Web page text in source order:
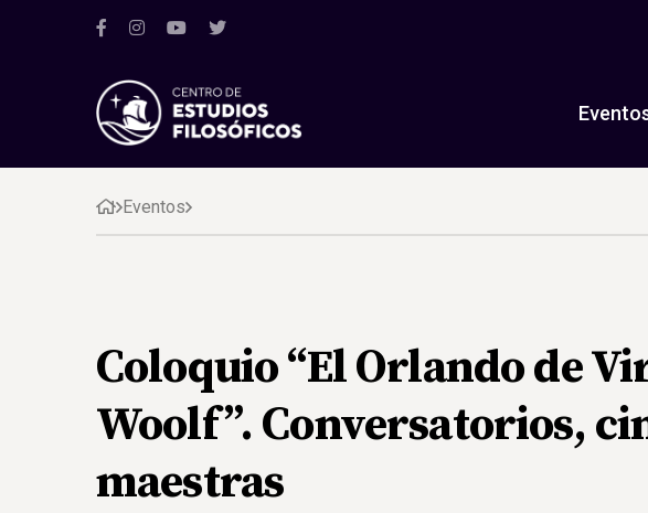
Eventos
Coloquio “El Orlando de
Woolf”. Conversatorios,
maestras